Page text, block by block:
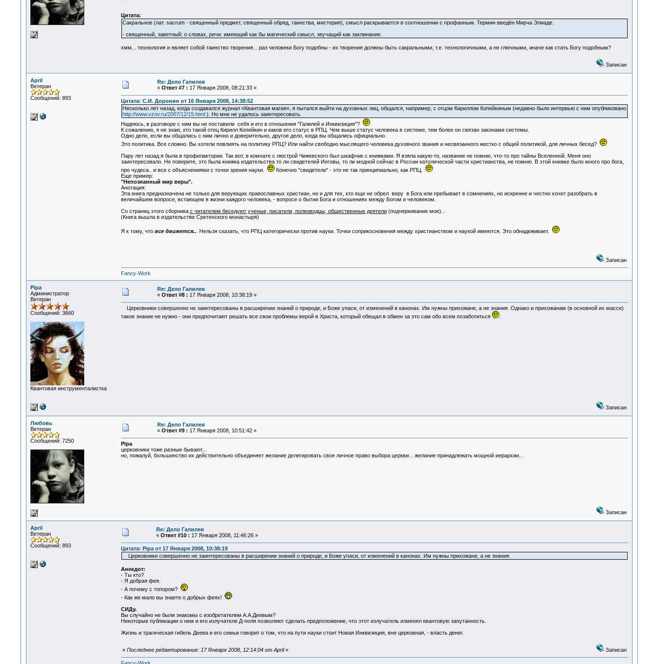
Цитата:
Сакральное (лат. sacrum - священный предмет, священный обряд, таинства, мистерия), смысл раскрывается в соотношении с профанным. Термин введён Мирча Элиаде.
- священный, заветный; о словах, речи: имеющий как бы магический смысл, звучащий как заклинание.
хмм... технология и являет собой таинство творения... раз человеки Богу подобны - их творения должны быть сакральными, т.е. технологичными, а не глючными, иначе как стать Богу подобным?
Записан
April
Ветеран
Сообщений: 893
Re: Дело Галилея
« Ответ #7 : 17 Января 2008, 08:21:33 »
Цитата: С.И. Доронин от 16 Января 2008, 14:38:52
Несколько лет назад, когда создавался журнал «Квантовая магия», я пытался выйти на духовных лиц, общался, например, с отцом Кириллом Копейкиным (недавно было интервью с ним опубликовано
http://www.vzov.ru/2007/12/15.html ). Но мне не удалось заинтересовать.
Надеюсь, в разговоре с ним вы не поставили себя и его в отношения "Галилей и Инквизиция"?
К сожалению, я не знаю, кто такой отец Кирилл Копейкин и каков его статус в РПЦ. Чем выше статус человека в системе, тем более он связан законами системы.
Одно дело, если вы общались с ним лично и доверительно, другое дело, когда вы общались официально.
Это политика. Все сложно. Вы хотели повлиять на политику РПЦ? Или найти свободно мыслящего человека духовного звания и несвязанного жестко с общей политикой, для личных бесед?
Пару лет назад я была в профилактории. Так вот, в комнате с люстрой Чижевского был шкафчик с книжками. Я взяла какую-то, название не помню, что-то про тайны Вселенной. Меня оно
заинтересовало. Не поверите, это была книжка издательства то ли свидетелей Иеговы, то ли модной сейчас в России католической части христианства, не помню. В этой книжке было много про бога,
про чудеса.. и все с объяснениями с точки зрения науки.
Конечно "свидетели" - это не так принципиально, как РПЦ.
Еще пример:
"Непознанный мир веры".
Анотация:
Эта книга предназначена не только для верующих православных христиан, но и для тех, кто еще не обрел веру в Бога или пребывает в сомнениях, но искренне и честно хочет разобрать в
величайшем вопросе, встающем в жизни каждого человека, - вопросе о бытии Бога и отношениях между Богом и человеком.
Со страниц этого сборника с читателем беседуют ученые, писатели, полководцы, общественные деятели(подчеркивание мое)...
(Книга вышла в издательстве Сретенского монастыря)
Я к тому, что все движется.. . Нельзя сказать, что РПЦ категорически против науки. Точки соприкосновения между христианством и наукой имеются. Это обнадеживает.
Записан
Fancy-Work
Pipa
Администратор
Ветеран
Сообщений: 3660
Квантовая инструменталистка
Re: Дело Галилея
« Ответ #8 : 17 Января 2008, 10:38:19 »
Церковники совершенно не заинтересованы в расширении знаний о природе, и Боже упаси, от изменений в канонах. Им нужны прихожане, а не знания. Однако и прихожанам (в основной их массе)
такое знание не нужно - они предпочитают решать все свои проблемы верой в Христа, который обещал в обмен за это сам обо всем позаботиться
.
Записан
Любовь
Ветеран
Сообщений: 7250
Re: Дело Галилея
« Ответ #9 : 17 Января 2008, 10:51:42 »
Pipa
церковники тоже разные бывают...
но, пожалуй, большинство их действительно объединяет желание делегировать свое личное право выбора церкви... желание принадлежать мощной иерархии...
Записан
April
Ветеран
Сообщений: 893
Re: Дело Галилея
« Ответ #10 : 17 Января 2008, 11:46:26 »
Цитата: Pipa от 17 Января 2008, 10:38:19
Церковники совершенно не заинтересованы в расширении знаний о природе, и Боже упаси, от изменений в канонах. Им нужны прихожане, а не знания.
Анекдот:
- Ты кто?
- Я добрая фея.
- А почему с топором?
- Как же мало вы знаете о добрых феях!
СИДу.
Вы случайно не были знакомы с изобретателем А.А.Деевым?
Некоторые публикации о нем и его излучателе Д-поля позволяют сделать предположение, что этот излучатель изменял квантовую запутанность.
Жизнь и трагическая гибель Деева и его семьи говорит о том, что на пути науки стоит Новая Инквизиция, вне церковная, - власть денег.
« Последнее редактирование: 17 Января 2008, 12:14:04 от April» Записан